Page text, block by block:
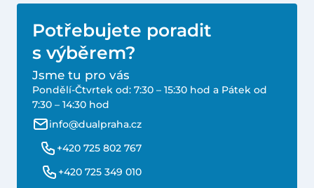
Potřebujete poradit
s výběrem?
Jsme tu pro vás
Pondělí-Čtvrtek od: 7:30 – 15:30 hod a Pátek od
7:30 – 14:30 hod
info@dualpraha.cz
+420 725 802 767
+420 725 349 010